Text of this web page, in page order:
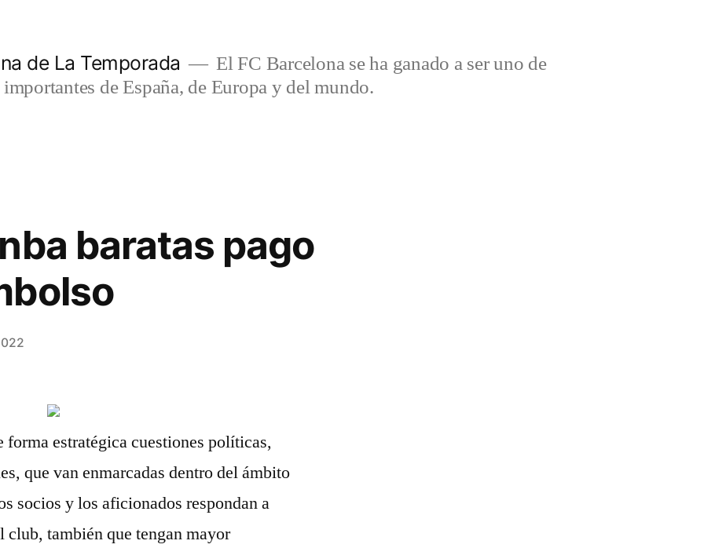
de La Temporada
El FC Barcelona se ha ganado a ser uno de
de España, de Europa y del mundo.
baratas pago
estratégica cuestiones políticas,
que van enmarcadas dentro del ámbito
socios y los aficionados respondan a
club, también que tengan mayor